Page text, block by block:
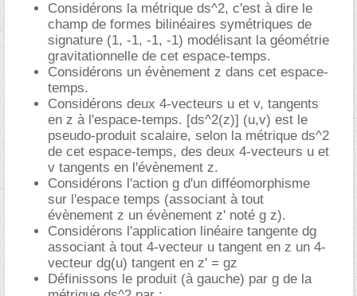
Considérons la métrique ds^2, c'est à dire le
champ de formes bilinéaires symétriques de
signature (1, -1, -1, -1) modélisant la géométrie
gravitationnelle de cet espace-temps.
Considérons un évènement z dans cet espace-
temps.
Considérons deux 4-vecteurs u et v, tangents
en z à l'espace-temps. [ds^2(z)] (u,v) est le
pseudo-produit scalaire, selon la métrique ds^2
de cet espace-temps, des deux 4-vecteurs u et
v tangents en l'évènement z.
Considérons l'action g d'un difféomorphisme
sur l'espace temps (associant à tout
évènement z un évènement z' noté g z).
Considérons l'application linéaire tangente dg
associant à tout 4-vecteur u tangent en z un 4-
vecteur dg(u) tangent en z' = gz
Définissons le produit (à gauche) par g de la